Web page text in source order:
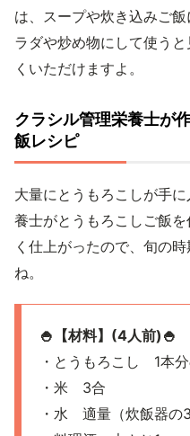
は、スープや炊き込みご
ラダや炒め物にして使う
くいただけますよ。
クラシル管理栄養士が
飯レシピ
大量にとうもろこしが手
養士がとうもろこしご飯
く仕上がったので、旬の
ね。
🍚【材料】(4人前)🍚
・とうもろこし 1本
・米 3合
・水 適量（炊飯器の